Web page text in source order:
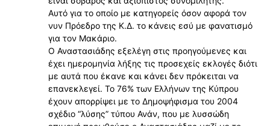
Αυτό για το οποίο με κατηγορείς όσον αφορά τον
νυν Πρόεδρο της Κ.Δ. το κάνεις εσύ με φανατισμό
για τον Μακάριο.
Ο Αναστασιάδης εξελέγη στις προηγούμενες και
έχει ημερομηνία λήξης τις προσεχείς εκλογές διότι
με αυτά που έκανε και κάνει δεν πρόκειται να
επανεκλεγεί. Το 76% των Ελλήνων της Κύπρου
έχουν απορρίψει με το Δημοψήφισμα του 2004
σχέδιο “λύσης” τύπου Ανάν, που με λυσσώδη